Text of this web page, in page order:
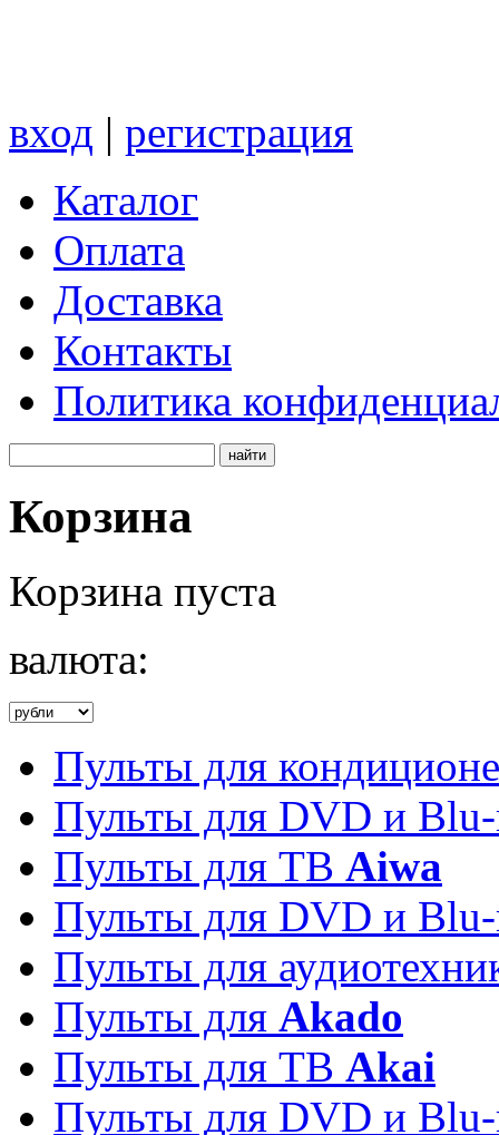
вход | регистрация
Каталог
Оплата
Доставка
Контакты
Политика
Корзина
Корзина пуста
валюта:
Пульты для
Пульты для DVD и
Пульты для ТВ Aiwa
Пульты для DVD и
Пульты для
Пульты для Akado
Пульты для ТВ Akai
Пульты для DVD и